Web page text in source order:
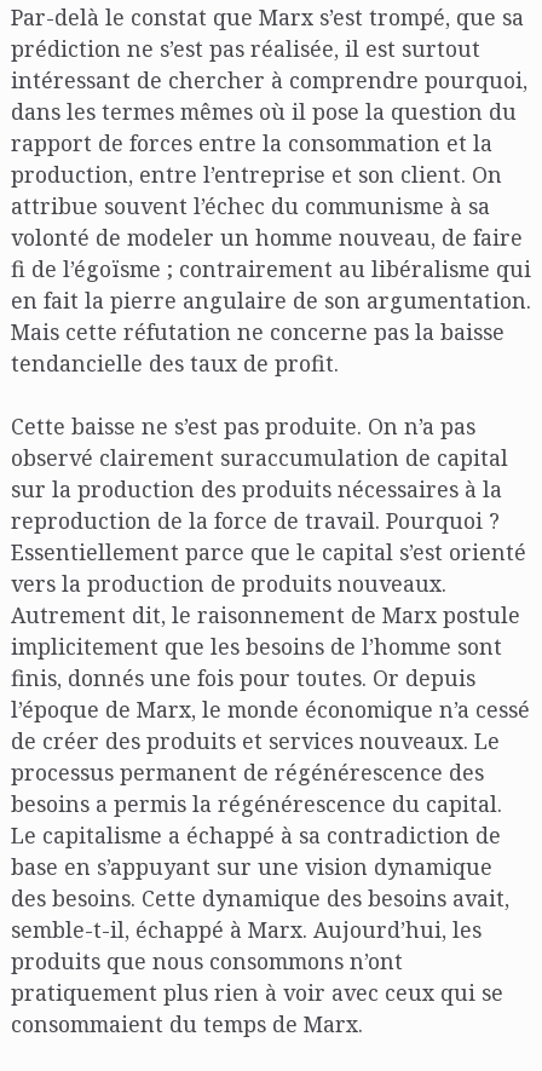
Par-delà le constat que Marx s’est trompé, que sa
prédiction ne s’est pas réalisée, il est surtout
intéressant de chercher à comprendre pourquoi,
dans les termes mêmes où il pose la question du
rapport de forces entre la consommation et la
production, entre l’entreprise et son client. On
attribue souvent l’échec du communisme à sa
volonté de modeler un homme nouveau, de faire
fi de l’égoïsme ; contrairement au libéralisme qui
en fait la pierre angulaire de son argumentation.
Mais cette réfutation ne concerne pas la baisse
tendancielle des taux de profit.
Cette baisse ne s’est pas produite. On n’a pas
observé clairement suraccumulation de capital
sur la production des produits nécessaires à la
reproduction de la force de travail. Pourquoi ?
Essentiellement parce que le capital s’est orienté
vers la production de produits nouveaux.
Autrement dit, le raisonnement de Marx postule
implicitement que les besoins de l’homme sont
finis, donnés une fois pour toutes. Or depuis
l’époque de Marx, le monde économique n’a cessé
de créer des produits et services nouveaux. Le
processus permanent de régénérescence des
besoins a permis la régénérescence du capital.
Le capitalisme a échappé à sa contradiction de
base en s’appuyant sur une vision dynamique
des besoins. Cette dynamique des besoins avait,
semble-t-il, échappé à Marx. Aujourd’hui, les
produits que nous consommons n’ont
pratiquement plus rien à voir avec ceux qui se
consommaient du temps de Marx.